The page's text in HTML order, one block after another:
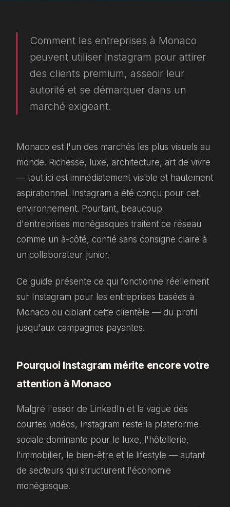
Comment les entreprises à Monaco
peuvent utiliser Instagram pour attirer
des clients premium, asseoir leur
autorité et se démarquer dans un
marché exigeant.
Monaco est l'un des marchés les plus visuels au
monde. Richesse, luxe, architecture, art de vivre
— tout ici est immédiatement visible et hautement
aspirationnel. Instagram a été conçu pour cet
environnement. Pourtant, beaucoup
d'entreprises monégasques traitent ce réseau
comme un à-côté, confié sans consigne claire à
un collaborateur junior.
Ce guide présente ce qui fonctionne réellement
sur Instagram pour les entreprises basées à
Monaco ou ciblant cette clientèle — du profil
jusqu'aux campagnes payantes.
Pourquoi Instagram mérite encore votre
attention à Monaco
Malgré l'essor de LinkedIn et la vague des
courtes vidéos, Instagram reste la plateforme
sociale dominante pour le luxe, l'hôtellerie,
l'immobilier, le bien-être et le lifestyle — autant
de secteurs qui structurent l'économie
monégasque.